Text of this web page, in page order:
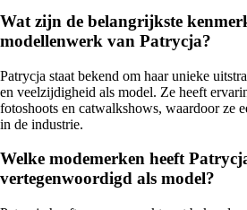
Wat zijn de belangrijkste
modellenwerk van Patrycja?
Patrycja staat bekend om haar unieke
en veelzijdigheid als model. Ze heeft
fotoshoots en catwalkshows, waardoor ze
in de industrie.
Welke modemerken heeft
vertegenwoordigd als model?